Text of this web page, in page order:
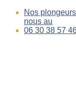
Nos
nous au
06 30 38 57